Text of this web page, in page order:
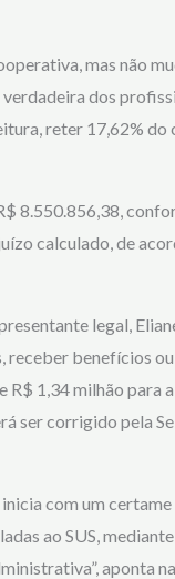
mas não
dos
reter 17,62% do
8.550.856,38,
calculado, de
legal,
benefícios
1,34 milhão para
ser corrigido pela
inicia com um
ao SUS,
aponta